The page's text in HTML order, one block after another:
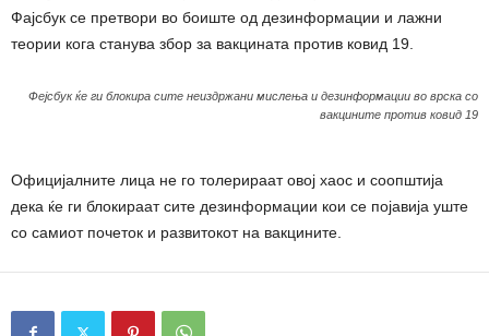
Фајсбук се претвори во боиште од дезинформации и лажни
теории кога станува збор за вакцината против ковид 19.
Фејсбук ќе ги блокира сите неиздржани мислења и дезинформации во врска со
вакцините против ковид 19
Официјалните лица не го толерираат овој хаос и соопштија
дека ќе ги блокираат сите дезинформации кои се појавија уште
со самиот почеток и развитокот на вакцините.